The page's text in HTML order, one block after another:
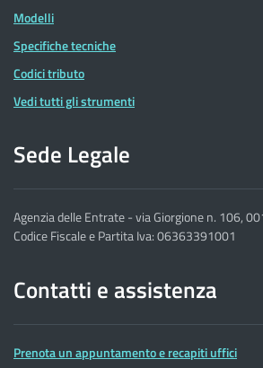
Modelli
Specifiche tecniche
Codici tributo
Vedi tutti gli strumenti
Sede Legale
Agenzia delle Entrate - via Giorgione n. 106,
Codice Fiscale e Partita Iva: 06363391001
Contatti e assistenza
Prenota un appuntamento e recapiti uffici